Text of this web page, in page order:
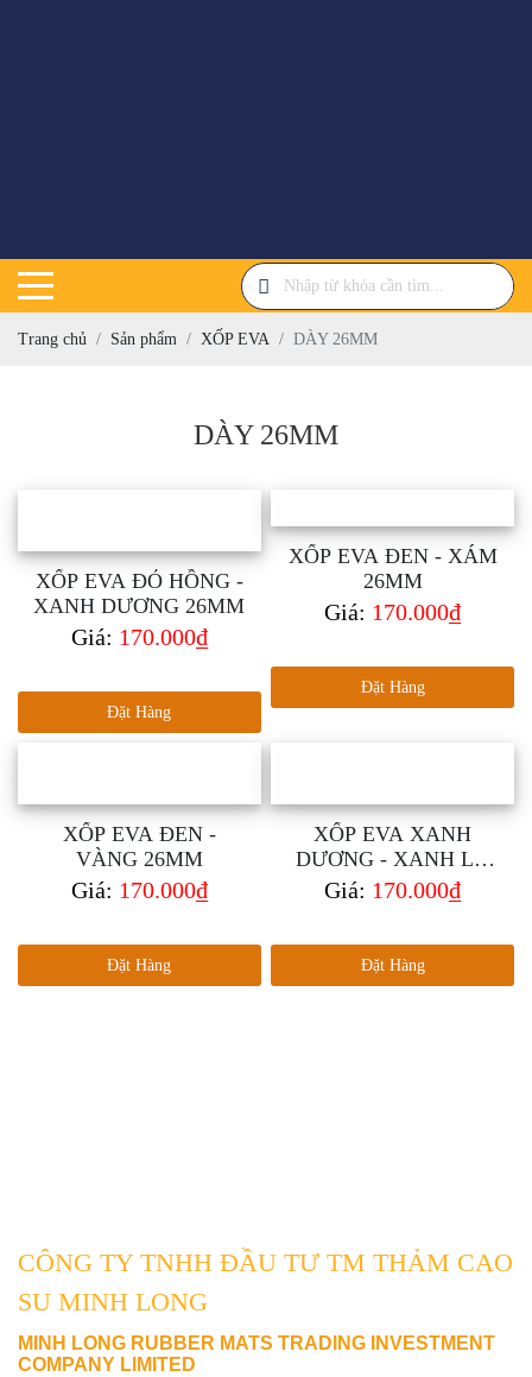
Trang chủ Sản phẩm XỐP EVA DÀY 26MM
DÀY 26MM
XỐP EVA ĐỎ HỒNG -
XANH DƯƠNG 26MM
Giá: 170.000₫
Đặt Hàng
XỐP EVA ĐEN - XÁM
26MM
Giá: 170.000₫
Đặt Hàng
XỐP EVA ĐEN -
VÀNG 26MM
Giá: 170.000₫
Đặt Hàng
XỐP EVA XANH
DƯƠNG - XANH LÁ
26MM
Giá: 170.000₫
Đặt Hàng
CÔNG TY TNHH ĐẦU TƯ TM THẢM CAO
SU MINH LONG
MINH LONG RUBBER MATS TRADING INVESTMENT
COMPANY LIMITED